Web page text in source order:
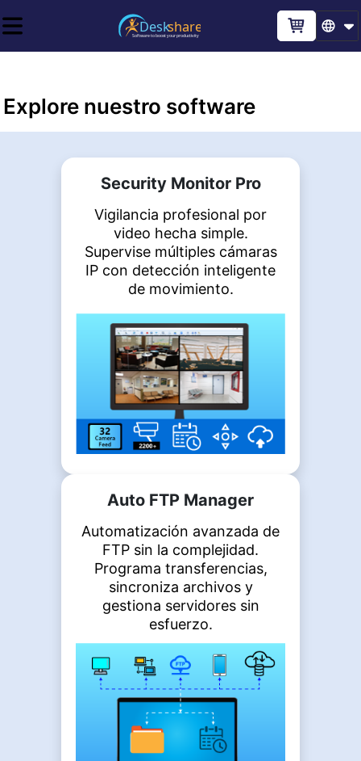
Explore nuestro software
Security Monitor Pro
Vigilancia profesional por
video hecha simple.
Supervise múltiples cámaras
IP con detección inteligente
de movimiento.
Auto FTP Manager
Automatización avanzada de
FTP sin la complejidad.
Programa transferencias,
sincroniza archivos y
gestiona servidores sin
esfuerzo.